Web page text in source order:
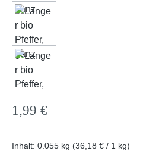
Regulärer Preis:
1,99 €
Inhalt: 0.055 kg (36,18 € / 1 kg)